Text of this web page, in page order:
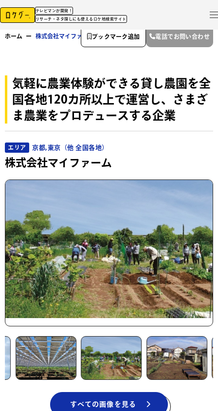
テレビマンが開発！
リサーチ・ネタ探しにも使えるロケ地検索サイト
ホーム ー 株式会社マイファーム
気軽に農業体験ができる貸し農園を全
国各地120カ所以上で運営し、さまざ
ま農業をプロデュースする企業
エリア 京都,東京（他 全国各地）
株式会社マイファーム
すべての画像を見る
ブックマーク追加 電話でお問い合わせ